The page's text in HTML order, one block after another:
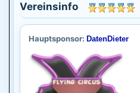
Vereinsinfo
Hauptsponsor: DatenDieter